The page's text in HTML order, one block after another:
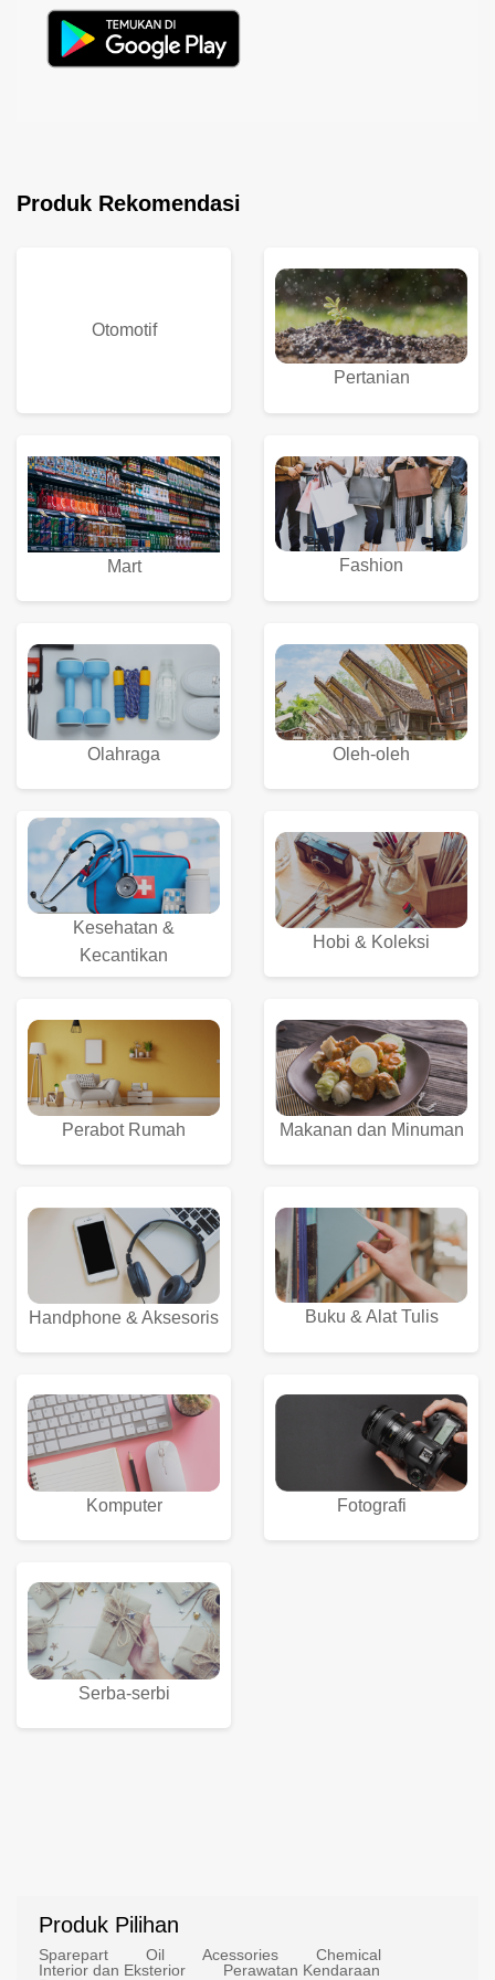
Produk Rekomendasi
Otomotif
Pertanian
Mart Fashion
Olahraga Oleh-oleh
Kesehatan &
Kecantikan
Hobi & Koleksi
Perabot Rumah Makanan dan Minuman
Handphone & Aksesoris Buku & Alat Tulis
Komputer Fotografi
Serba-serbi
Produk Pilihan
Sparepart Oil Acessories
Chemical
Interior dan Eksterior
Perawatan Kendaraan